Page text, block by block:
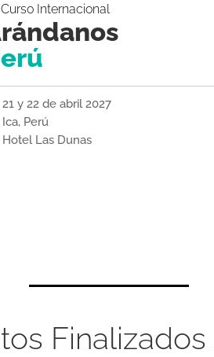
Curso Internacional
21 y 22 de abril 2027
Ica, Perú
Hotel Las Dunas
Finalizados